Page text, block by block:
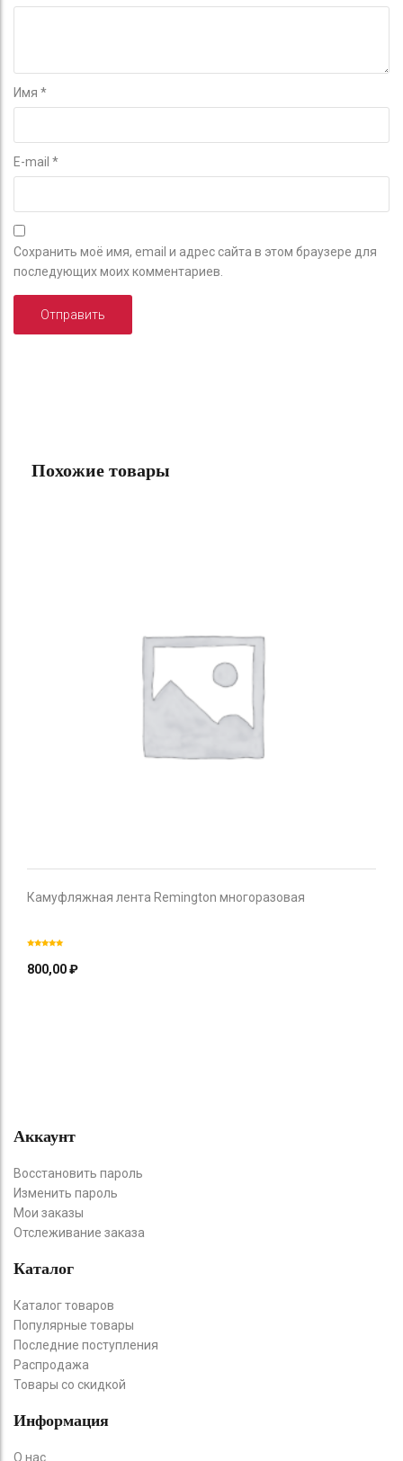
Имя *
E-mail *
Сохранить моё имя, email и адрес сайта в этом браузере для
последующих моих комментариев.
Похожие товары
Камуфляжная лента Remington многоразовая
800,00₽
Аккаунт
Восстановить пароль
Изменить пароль
Мои заказы
Отслеживание заказа
Каталог
Каталог товаров
Популярные товары
Последние поступления
Распродажа
Товары со скидкой
Информация
О нас